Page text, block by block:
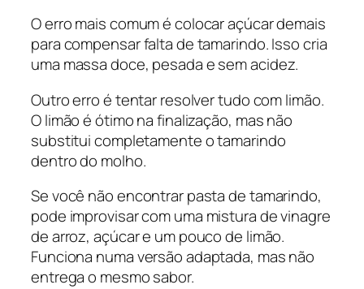
O erro mais comum é colocar açúcar demais
para compensar falta de tamarindo. Isso cria
uma massa doce, pesada e sem acidez.
Outro erro é tentar resolver tudo com limão.
O limão é ótimo na finalização, mas não
substitui completamente o tamarindo
dentro do molho.
Se você não encontrar pasta de tamarindo,
pode improvisar com uma mistura de vinagre
de arroz, açúcar e um pouco de limão.
Funciona numa versão adaptada, mas não
entrega o mesmo sabor.